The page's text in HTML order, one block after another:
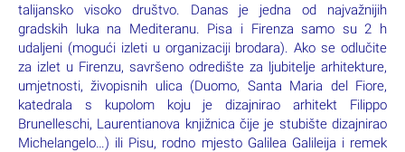
talijansko visoko društvo. Danas je jedna od najvažnijih
gradskih luka na Mediteranu. Pisa i Firenza samo su 2 h
udaljeni (mogući izleti u organizaciji brodara). Ako se odlučite
za izlet u Firenzu, savršeno odredište za ljubitelje arhitekture,
umjetnosti, živopisnih ulica (Duomo, Santa Maria del Fiore,
katedrala s kupolom koju je dizajnirao arhitekt Filippo
Brunelleschi, Laurentianova knjižnica čije je stubište dizajnirao
Michelangelo…) ili Pisu, rodno mjesto Galilea Galileija i remek